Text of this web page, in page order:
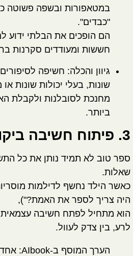
במטאפורות ובשפה פשוטה
"כבדים".
הם הופכים את הבלתי ידוע
חששות ומעודדים סקרנות
גיוון והכלה: חשיפה
שונות, בעלי יכולות שונות
מחנכת לסובלנות ולקבלת
ביותר.
3. פיתוח חשיבה ביקורתית
ספר טוב לא תמיד נותן את כל
שאלות.
כאשר הילד נחשף לדילמות
היה צריך לספר את האמת?"),
הוא מתחיל לפתח חשיבה עצמאית
לרע, בין צדק לעוול.
הערך המוסף ב-AIbook:
אחד